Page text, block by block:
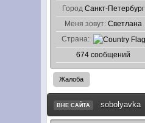
Город Санкт-Петербург
Меня зовут: Светлана
Страна:
674 сообщений
Жалоба
ВНЕ САЙТА sobolyavka